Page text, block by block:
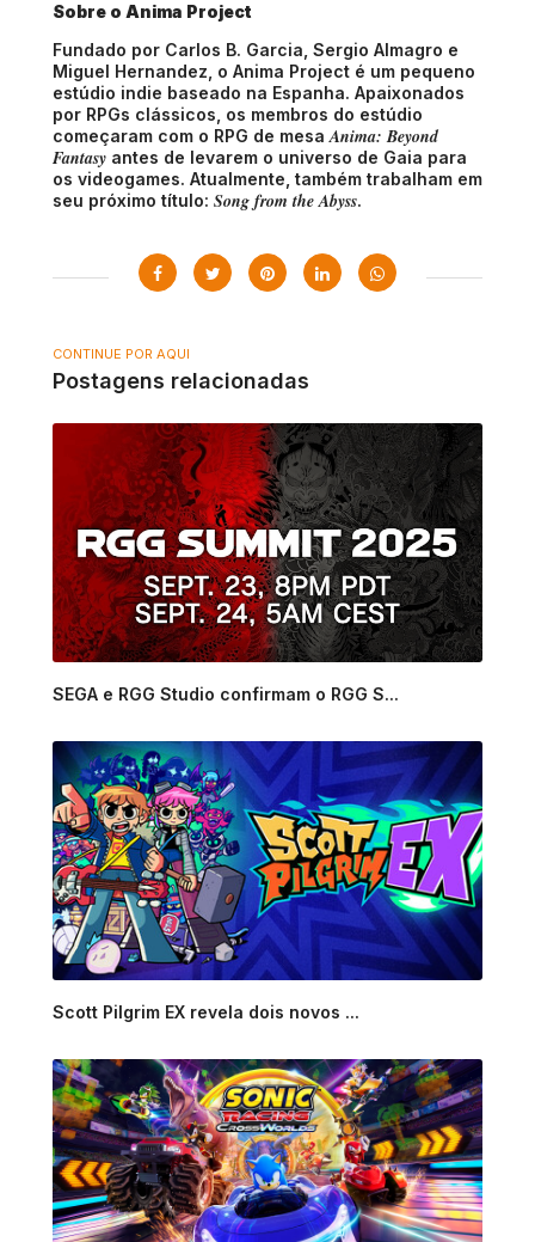
Sobre o Anima Project
Fundado por Carlos B. Garcia, Sergio Almagro e
Miguel Hernandez, o Anima Project é um pequeno
estúdio indie baseado na Espanha. Apaixonados
por RPGs clássicos, os membros do estúdio
começaram com o RPG de mesa Anima: Beyond
Fantasy antes de levarem o universo de Gaia para
os videogames. Atualmente, também trabalham em
seu próximo título: Song from the Abyss.
CONTINUE POR AQUI
Postagens relacionadas
SEGA e RGG Studio confirmam o RGG S...
Scott Pilgrim EX revela dois novos ...